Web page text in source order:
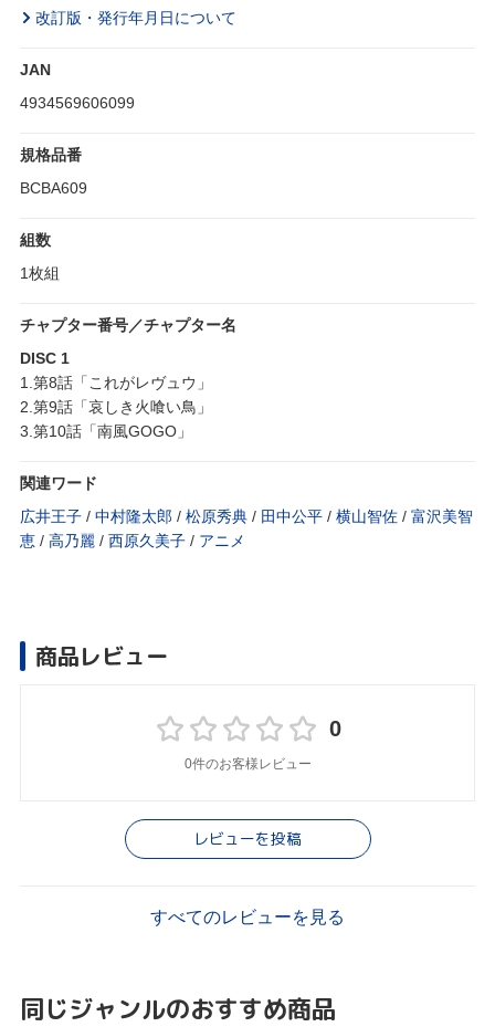
改訂版・発行年月日について
JAN
4934569606099
規格品番
BCBA609
組数
1枚組
チャプター番号／チャプター名
DISC 1
1.第8話「これがレヴュウ」
2.第9話「哀しき火喰い鳥」
3.第10話「南風GOGO」
関連ワード
広井王子 / 中村隆太郎 / 松原秀典 / 田中公平 / 横山智佐 / 富沢美智
恵 / 高乃麗 / 西原久美子 / アニメ
商品レビュー
0
0件のお客様レビュー
レビューを投稿
すべてのレビューを見る
同じジャンルのおすすめ商品